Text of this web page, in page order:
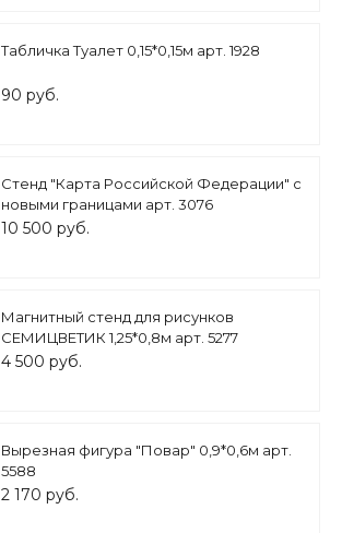
Табличка Туалет 0,15*0,15м арт. 1928
90 руб.
Стенд "Карта Российской Федерации" с
новыми границами арт. 3076
10 500 руб.
Магнитный стенд для рисунков
СЕМИЦВЕТИК 1,25*0,8м арт. 5277
4 500 руб.
Вырезная фигура "Повар" 0,9*0,6м арт.
5588
2 170 руб.